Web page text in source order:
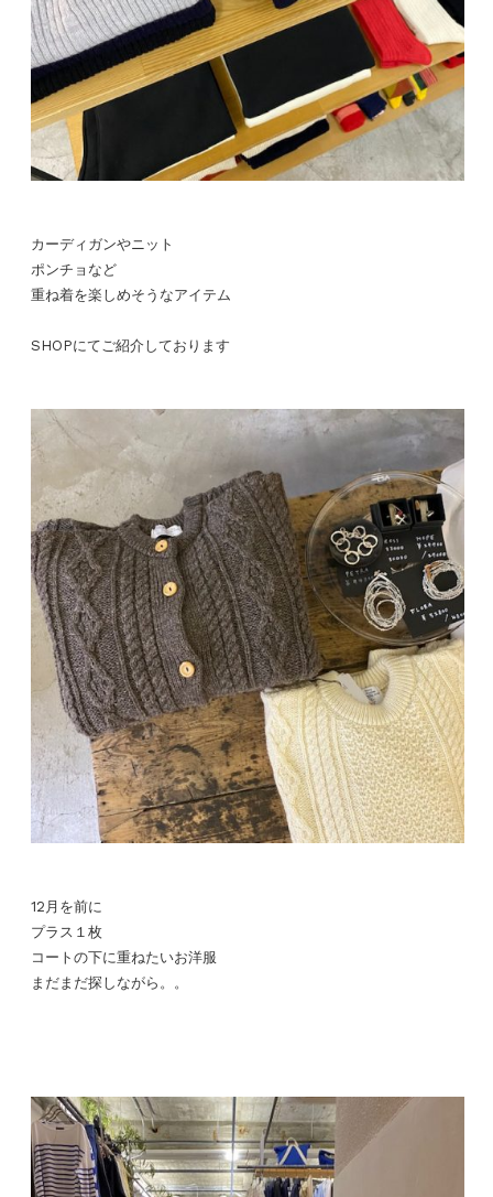
カーディガンやニット
ポンチョなど
重ね着を楽しめそうなアイテム
SHOPにてご紹介しております
12月を前に
プラス１枚
コートの下に重ねたいお洋服
まだまだ探しながら。。